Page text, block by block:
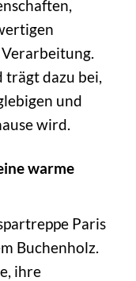
trägt dazu bei,
und
wird.
warme
Paris
Buchenholz.
ihre